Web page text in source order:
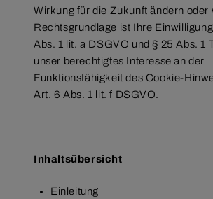
Wirkung für die Zukunft ändern oder
Rechtsgrundlage ist Ihre
Abs. 1 lit. a DSGVO und § 25 Abs. 1
unser berechtigtes Interesse an der
Funktionsfähigkeit des Cookie-
Art. 6 Abs. 1 lit. f DSGVO.
Inhaltsübersicht
Einleitung